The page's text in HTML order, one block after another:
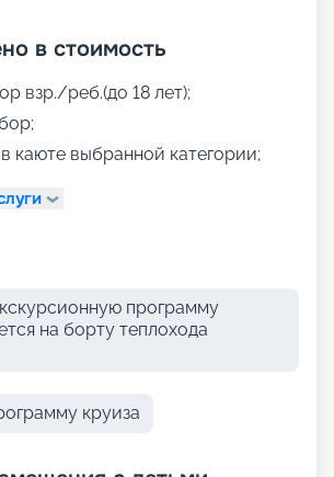
в стоимость
взр./реб.(до 18 лет);
каюте выбранной категории;
программу
на борту теплохода
круиза